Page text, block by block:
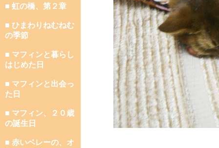
■ 虹の橋、第２章
■ ひまわりねむねむ
の季節
■ マフィンと暮らし
はじめた日
■ マフィンと出会っ
た日
■ マフィン、２０歳
の誕生日
■ 赤いベレーの、オ